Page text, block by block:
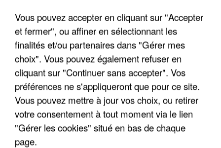
UN SECOND CADRE DE LA DZ MAFIA
INTERPELLÉ EN ALGÉRIE
Vous pouvez accepter en cliquant sur "Accepter
et fermer", ou affiner en sélectionnant les
finalités et/ou partenaires dans "Gérer mes
choix". Vous pouvez également refuser en
cliquant sur "Continuer sans accepter". Vos
préférences ne s'appliqueront que pour ce site.
Vous pouvez mettre à jour vos choix, ou retirer
votre consentement à tout moment via le lien
"Gérer les cookies" situé en bas de chaque
page.